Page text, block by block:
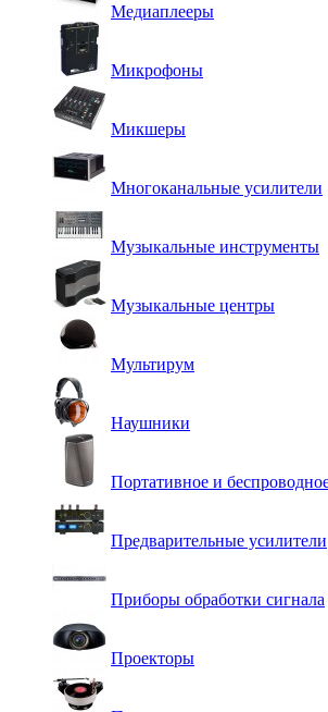
Медиаплееры
Микрофоны
Микшеры
Многоканальные усилители
Музыкальные инструменты
Музыкальные центры
Мультирум
Наушники
Портативное и
Предварительные усилители
Приборы обработки сигнала
Проекторы